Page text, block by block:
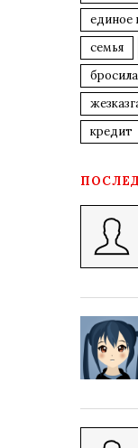
единое
семья
бросила
кредит